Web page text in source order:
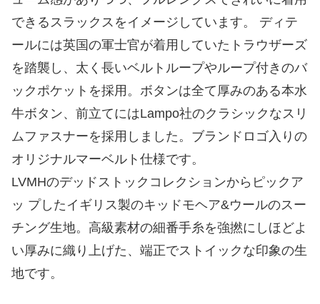
できるスラックスをイメージしています。 ディテ
ールには英国の軍士官が着用していたトラウザーズ
を踏襲し、太く長いベルトループやループ付きのバ
ックポケットを採用。ボタンは全て厚みのある本水
牛ボタン、前立てにはLampo社のクラシックなスリ
ムファスナーを採用しました。ブランドロゴ入りの
オリジナルマーベルト仕様です。
LVMHのデッドストックコレクションからピックア
ッ プしたイギリス製のキッドモヘア&ウールのスー
チング生地。高級素材の細番手糸を強撚にしほどよ
い厚みに織り上げた、端正でストイックな印象の生
地です。